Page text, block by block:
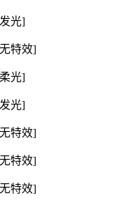
光]
特效]
光]
光]
特效]
特效]
特效]